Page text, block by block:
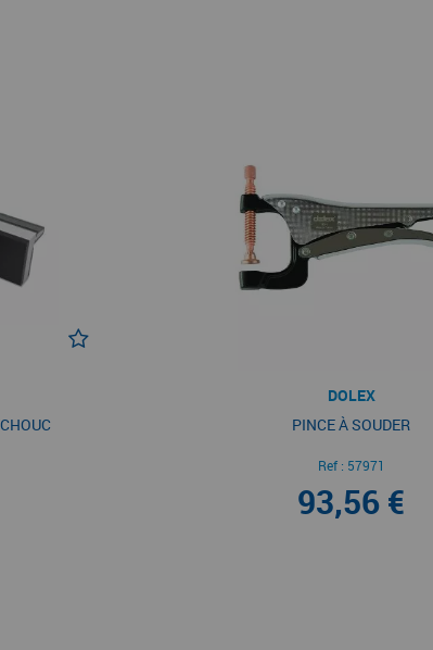
DOLEX
PINCE À SOUDER
Ref : 57971
93,56 €